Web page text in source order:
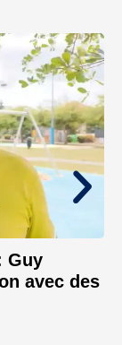
Guy
avec des